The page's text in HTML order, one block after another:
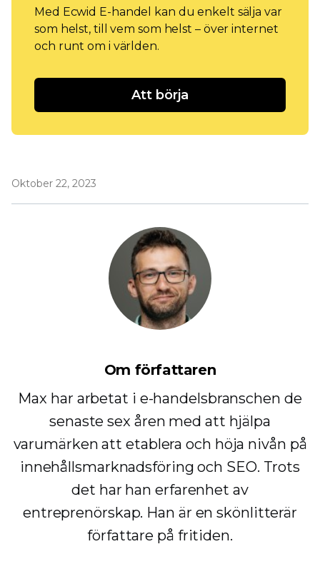
Med Ecwid E-handel kan du enkelt sälja var
som helst, till vem som helst – över internet
och runt om i världen.
Att börja
Oktober 22, 2023
Om författaren
Max har arbetat i e-handelsbranschen de
senaste sex åren med att hjälpa
varumärken att etablera och höja nivån på
innehållsmarknadsföring och SEO. Trots
det har han erfarenhet av
entreprenörskap. Han är en skönlitterär
författare på fritiden.